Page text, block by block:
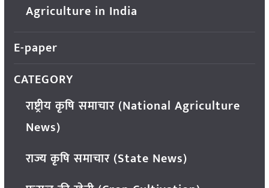
Agriculture in India
E-paper
CATEGORY
राष्ट्रीय कृषि समाचार (National Agriculture
News)
राज्य कृषि समाचार (State News)